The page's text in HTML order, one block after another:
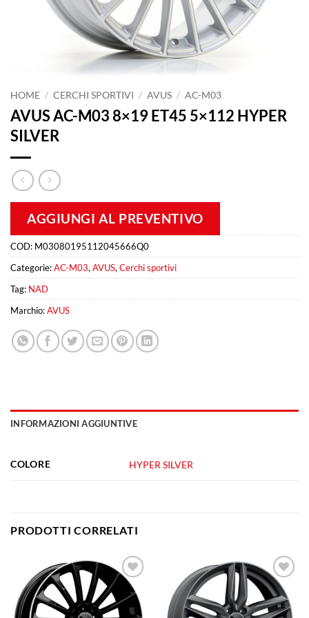
HOME / CERCHI SPORTIVI / AVUS / AC-M03
AVUS AC-M03 8×19 ET45 5×112 HYPER
SILVER
AGGIUNGI AL PREVENTIVO
COD: M03080195112045666Q0
Categorie:AC-M03,AVUS,Cerchi sportivi
Tag: NAD
Marchio:AVUS
INFORMAZIONI AGGIUNTIVE
COLORE HYPER SILVER
PRODOTTI CORRELATI
Aggiungi
alla lista
dei
desideri
Aggiungi
alla lista
dei
desideri